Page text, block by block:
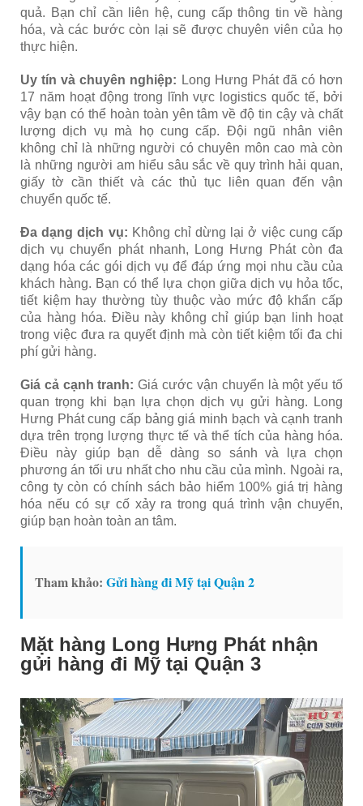
quả. Bạn chỉ cần liên hệ, cung cấp thông tin về hàng
hóa, và các bước còn lại sẽ được chuyên viên của họ
thực hiện.
Uy tín và chuyên nghiệp: Long Hưng Phát đã có hơn
17 năm hoạt động trong lĩnh vực logistics quốc tế, bởi
vậy bạn có thể hoàn toàn yên tâm về độ tin cậy và chất
lượng dịch vụ mà họ cung cấp. Đội ngũ nhân viên
không chỉ là những người có chuyên môn cao mà còn
là những người am hiểu sâu sắc về quy trình hải quan,
giấy tờ cần thiết và các thủ tục liên quan đến vận
chuyển quốc tế.
Đa dạng dịch vụ: Không chỉ dừng lại ở việc cung cấp
dịch vụ chuyển phát nhanh, Long Hưng Phát còn đa
dạng hóa các gói dịch vụ để đáp ứng mọi nhu cầu của
khách hàng. Bạn có thể lựa chọn giữa dịch vụ hỏa tốc,
tiết kiệm hay thường tùy thuộc vào mức độ khẩn cấp
của hàng hóa. Điều này không chỉ giúp bạn linh hoạt
trong việc đưa ra quyết định mà còn tiết kiệm tối đa chi
phí gửi hàng.
Giá cả cạnh tranh:Giá cước vận chuyển là một yếu tố
quan trọng khi bạn lựa chọn dịch vụ gửi hàng. Long
Hưng Phát cung cấp bảng giá minh bạch và cạnh tranh
dựa trên trọng lượng thực tế và thể tích của hàng hóa.
Điều này giúp bạn dễ dàng so sánh và lựa chọn
phương án tối ưu nhất cho nhu cầu của mình. Ngoài ra,
công ty còn có chính sách bảo hiểm 100% giá trị hàng
hóa nếu có sự cố xảy ra trong quá trình vận chuyển,
giúp bạn hoàn toàn an tâm.
Tham khảo: Gửi hàng đi Mỹ tại Quận 2
Mặt hàng Long Hưng Phát nhận
gửi hàng đi Mỹ tại Quận 3